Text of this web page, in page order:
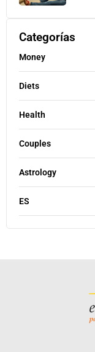
Categorías
Money
Diets
Health
Couples
Astrology
ES